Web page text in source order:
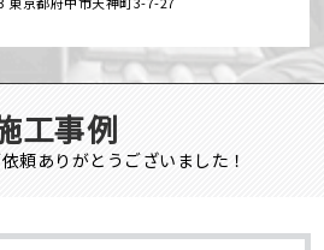
工事例
頼ありがとうございました！